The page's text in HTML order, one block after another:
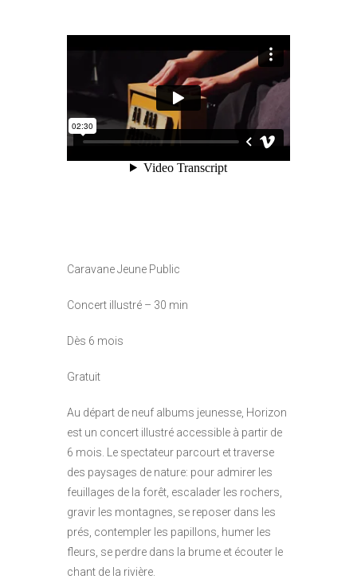
Caravane Jeune Public
Concert illustré – 30 min
Dès 6 mois
Gratuit
Au départ de neuf albums jeunesse, Horizon
est un concert illustré accessible à partir de
6 mois. Le spectateur parcourt et traverse
des paysages de nature: pour admirer les
feuillages de la forêt, escalader les rochers,
gravir les montagnes, se reposer dans les
prés, contempler les papillons, humer les
fleurs, se perdre dans la brume et écouter le
chant de la rivière.